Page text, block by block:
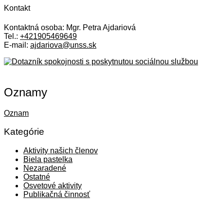
Kontakt
Kontaktná osoba: Mgr. Petra Ajdariová
Tel.: +421905469649
E-mail: ajdariova@unss.sk
Oznamy
Oznam
Kategórie
Aktivity našich členov
Biela pastelka
Nezaradené
Ostatné
Osvetové aktivity
Publikačná činnosť